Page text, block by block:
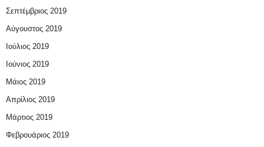
Σεπτέμβριος 2019
Αύγουστος 2019
Ιούλιος 2019
Ιούνιος 2019
Μάιος 2019
Απρίλιος 2019
Μάρτιος 2019
Φεβρουάριος 2019